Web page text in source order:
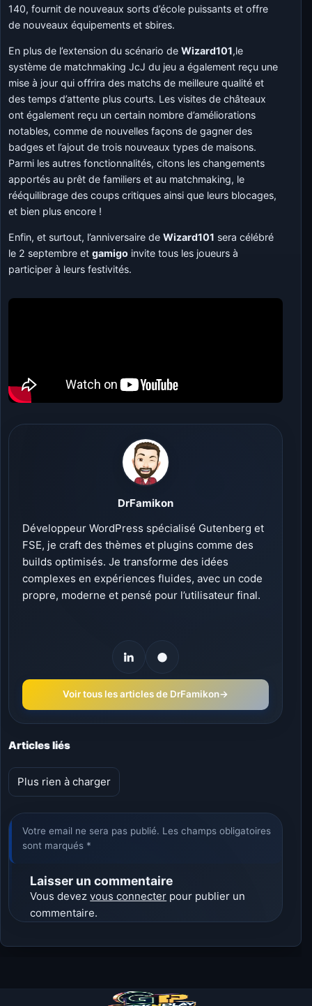
140, fournit de nouveaux sorts d’école puissants et offre
de nouveaux équipements et sbires.
En plus de l’extension du scénario deWizard101,le
système de matchmaking JcJ du jeu a également reçu une
mise à jour qui offrira des matchs de meilleure qualité et
des temps d’attente plus courts. Les visites de châteaux
ont également reçu un certain nombre d’améliorations
notables, comme de nouvelles façons de gagner des
badges et l’ajout de trois nouveaux types de maisons.
Parmi les autres fonctionnalités, citons les changements
apportés au prêt de familiers et au matchmaking, le
rééquilibrage des coups critiques ainsi que leurs blocages,
et bien plus encore !
Enfin, et surtout, l’anniversaire deWizard101 sera célébré
le 2 septembre etgamigo invite tous les joueurs à
participer à leurs festivités.
DrFamikon
Développeur WordPress spécialisé Gutenberg et
FSE, je craft des thèmes et plugins comme des
builds optimisés. Je transforme des idées
complexes en expériences fluides, avec un code
propre, moderne et pensé pour l’utilisateur final.
Voir tous les articles de DrFamikon→
Articles liés
Plus rien à charger
Votre email ne sera pas publié. Les champs obligatoires
sont marqués *
Laisser un commentaire
Vous devezvous connecter pour publier un
commentaire.